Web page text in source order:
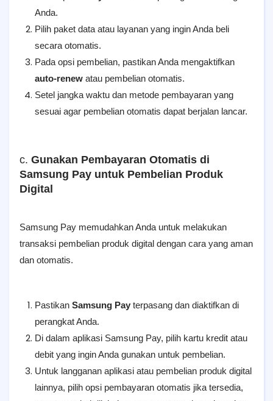
Anda.
Pilih paket data atau layanan yang ingin Anda beli
secara otomatis.
Pada opsi pembelian, pastikan Anda mengaktifkan
auto-renew atau pembelian otomatis.
Setel jangka waktu dan metode pembayaran yang
sesuai agar pembelian otomatis dapat berjalan lancar.
c. Gunakan Pembayaran Otomatis di
Samsung Pay untuk Pembelian Produk
Digital
Samsung Pay memudahkan Anda untuk melakukan
transaksi pembelian produk digital dengan cara yang aman
dan otomatis.
Pastikan Samsung Pay terpasang dan diaktifkan di
perangkat Anda.
Di dalam aplikasi Samsung Pay, pilih kartu kredit atau
debit yang ingin Anda gunakan untuk pembelian.
Untuk langganan aplikasi atau pembelian produk digital
lainnya, pilih opsi pembayaran otomatis jika tersedia,